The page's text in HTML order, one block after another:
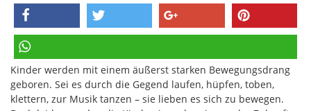
teilen
teilen
Kinder werden mit einem äußerst starken Bewegungsdrang
geboren. Sei es durch die Gegend laufen, hüpfen, toben,
klettern, zur Musik tanzen – sie lieben es sich zu bewegen.